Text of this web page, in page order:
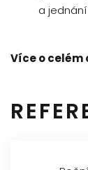
a
Více o celém